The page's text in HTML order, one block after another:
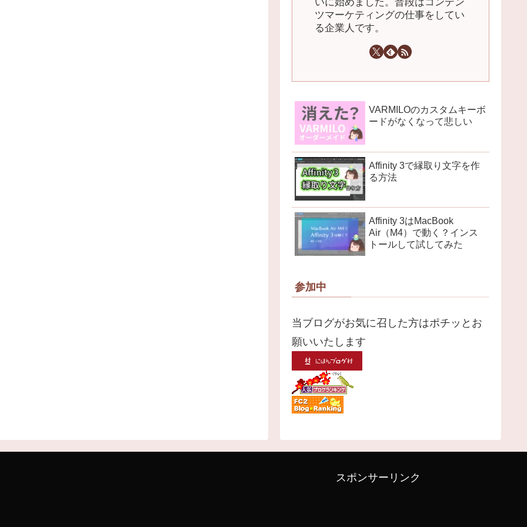
ツマーケティングの仕事をしてい
る企業人です。
VARMILOのカスタムキーボ
ードがなくなって悲しい
Affinity 3で縁取り文字を作
る方法
Affinity 3はMacBook
Air（M4）で動く？インス
トールして試してみた
参加中
当ブログがお気に召した方はポチッとお
願いいたします
スポンサーリンク